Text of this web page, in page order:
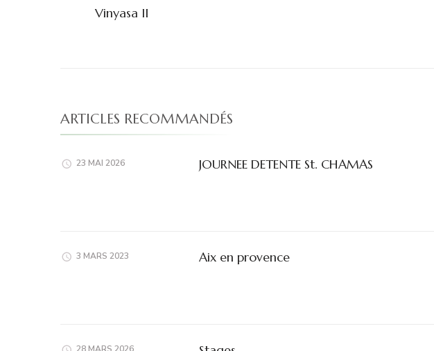
Vinyasa II
ARTICLES RECOMMANDÉS
23 MAI 2026 JOURNEE DETENTE St. CHAMAS
3 MARS 2023 Aix en provence